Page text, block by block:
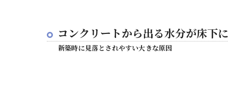
①床
①床
コンクリートから出る水分が床下
新築時に見落とされやすい大きな原因